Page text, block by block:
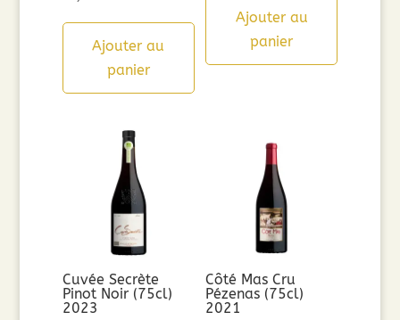
Ajouter au
panier
Ajouter au
panier
Cuvée Secrète
Pinot Noir (75cl)
2023
Côté Mas Cru
Pézenas (75cl)
2021